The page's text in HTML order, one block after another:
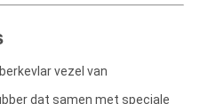
vezel van
dat samen met speciale